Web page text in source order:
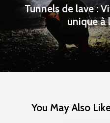
Tunnels de lave :
unique à
You May Also